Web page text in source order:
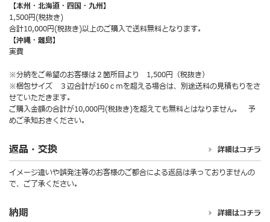
【本州・北海道・四国・九州】
1,500円(税抜き)
合計10,000円(税抜き)以上のご購入で送料無料となります。
【沖縄・離島】
実費
※分納をご希望のお客様は２箇所目より 1,500円（税抜き）
※梱包サイズ ３辺合計が160ｃｍを超える場合は、別途送料の見積もりをさ
せていただきます。
ご購入金額の合計が10,000円(税抜き)を超えても無料とはなりません。 予
めご承知おきください。
返品・交換 詳細はコチラ
イメージ違いや誤発注等のお客様のご都合による返品は承っておりませんの
で、ご了承ください。
納期 詳細はコチラ